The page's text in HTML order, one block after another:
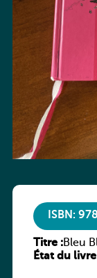
ISBN:
Titre :Bleu
État du livre